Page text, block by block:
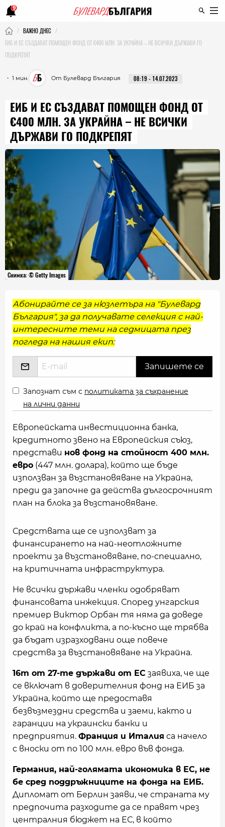
9
ВАЖНО ДНЕС
ЕИБ И ЕС СЪЗДАВАТ ПОМОЩЕН ФОНД ОТ €400 МЛН. ЗА УКРАЙНА – НЕ ВСИЧКИ ДЪРЖАВИ ГО
ПОДКРЕПЯТ
・ 1 мин. От Булевард България 08:19 - 14.07.2023
ЕИБ И ЕС СЪЗДАВАТ ПОМОЩЕН ФОНД ОТ
€400 МЛН. ЗА УКРАЙНА – НЕ ВСИЧКИ
ДЪРЖАВИ ГО ПОДКРЕПЯТ
Снимка: © Getty Images
Абонирайте се за нюзлетъра на "Булевард
България", за да получавате селекция с най-
интересните теми на седмицата през
погледа на нашия екип:
Запознат съм с политиката за съхранение
на лични данни
Европейската инвестиционна банка,
кредитното звено на Европейския съюз,
представи нов фонд на стойност 400 млн.
евро (447 млн. долара), който ще бъде
използван за възстановяване на Украйна,
преди да започне да действа дългосрочният
план на блока за възстановяване.
Средствата ще се използват за
финансирането на най-неотложните
проекти за възстановяване, по-специално,
на критичната инфраструктура.
Не всички държави членки одобряват
финансовата инжекция. Според унгарския
премиер Виктор Орбан тя няма да доведе
до край на конфликта, а по-късно ще трябва
да бъдат изразходвани още повече
средства за възстановяване на Украйна.
16т от 27-те държави от ЕС заявиха, че ще
се включат в доверителния фонд на ЕИБ за
Украйна, който ще предоставя
безвъзмездни средства и заеми, както и
гаранции на украински банки и
предприятия. Франция и Италия са начело
с вноски от по 100 млн. евро във фонда.
Германия, най-голямата икономика в ЕС, не
бе сред поддръжниците на фонда на ЕИБ.
Дипломат от Берлин заяви, че страната му
предпочита разходите да се правят чрез
централния бюджет на ЕС, в който